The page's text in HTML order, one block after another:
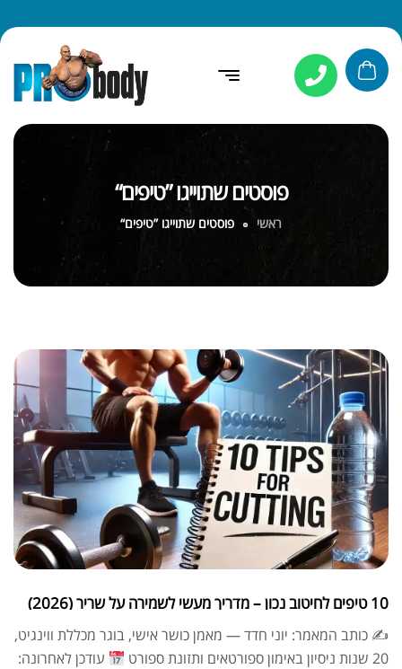
פוסטים שתוייגו ”טיפים“
ראשי פוסטים שתוייגו ”טיפים“
10 טיפים לחיטוב נכון – מדריך מעשי לשמירה על שריר (2026)
✍ כותב המאמר: יוני חדד — מאמן כושר אישי, בוגר מכללת ווינגיט,
20 שנות ניסיון באימון ספורטאים ותזונת ספורט
עודכן לאחרונה: